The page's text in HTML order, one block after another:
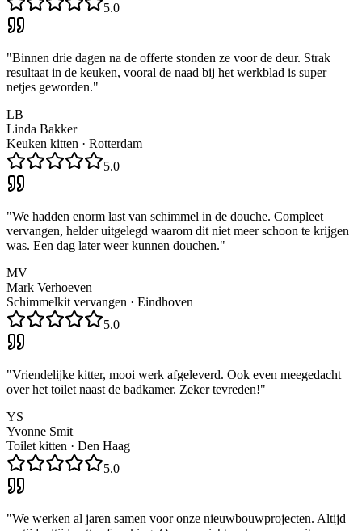
5.0
"Binnen drie dagen na de offerte stonden ze voor de deur. Strak
resultaat in de keuken, vooral de naad bij het werkblad is super
netjes geworden."
LB
Linda Bakker
Keuken kitten · Rotterdam
5.0
"We hadden enorm last van schimmel in de douche. Compleet
vervangen, helder uitgelegd waarom dit niet meer schoon te krijgen
was. Een dag later weer kunnen douchen."
MV
Mark Verhoeven
Schimmelkit vervangen · Eindhoven
5.0
"Vriendelijke kitter, mooi werk afgeleverd. Ook even meegedacht
over het toilet naast de badkamer. Zeker tevreden!"
YS
Yvonne Smit
Toilet kitten · Den Haag
5.0
"We werken al jaren samen voor onze nieuwbouwprojecten. Altijd